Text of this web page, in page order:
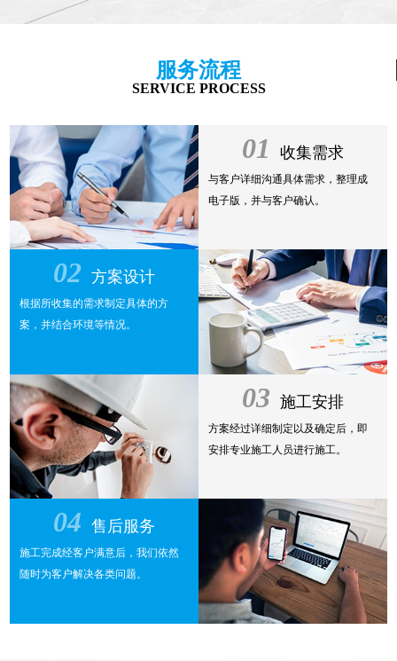
服务流程
SERVICE PROCESS
01 收集需求
与客户详细沟通具体需求，整理成
电子版，并与客户确认。
02 方案设计
根据所收集的需求制定具体的方
案，并结合环境等情况。
03 施工安排
方案经过详细制定以及确定后，即
安排专业施工人员进行施工。
04 售后服务
施工完成经客户满意后，我们依然
随时为客户解决各类问题。